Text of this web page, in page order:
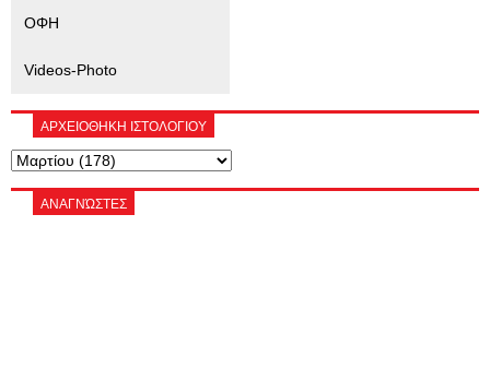
ΟΦΗ
Videos-Photo
ΑΡΧΕΙΟΘΗΚΗ ΙΣΤΟΛΟΓΙΟΥ
ΑΝΑΓΝΏΣΤΕΣ